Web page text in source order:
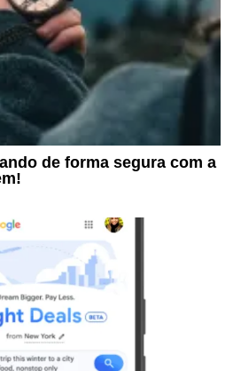
de forma segura com a